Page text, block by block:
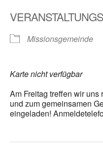
Missionsgemeinde
Karte nicht verfügbar
Am Freitag treffen wir
und zum gemeinsamen
eingeladen!